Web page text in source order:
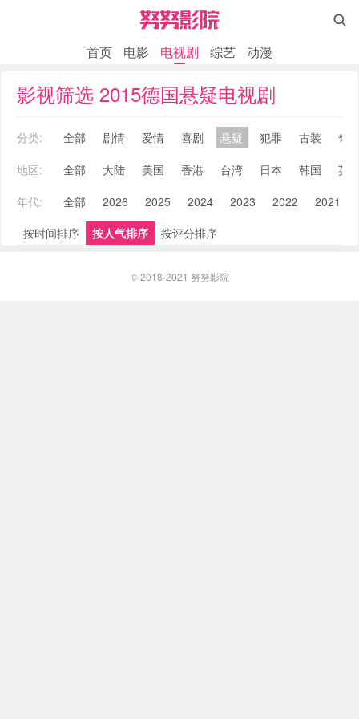

首页 电影 电视剧 综艺 动漫
影视筛选 2015德国悬疑电视剧
分类: 全部 剧情 爱情 喜剧 悬疑 犯罪 古装
奇
地区:
全部 大陆 美国 香港 台湾 日本 韩国
英
年代:
全部 2026 2025 2024 2023 2022 2021
按时间排序
按人气排序 按评分排序
© 2018-2021 努努影院